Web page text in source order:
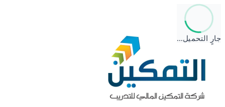
جارٍ التحميل…